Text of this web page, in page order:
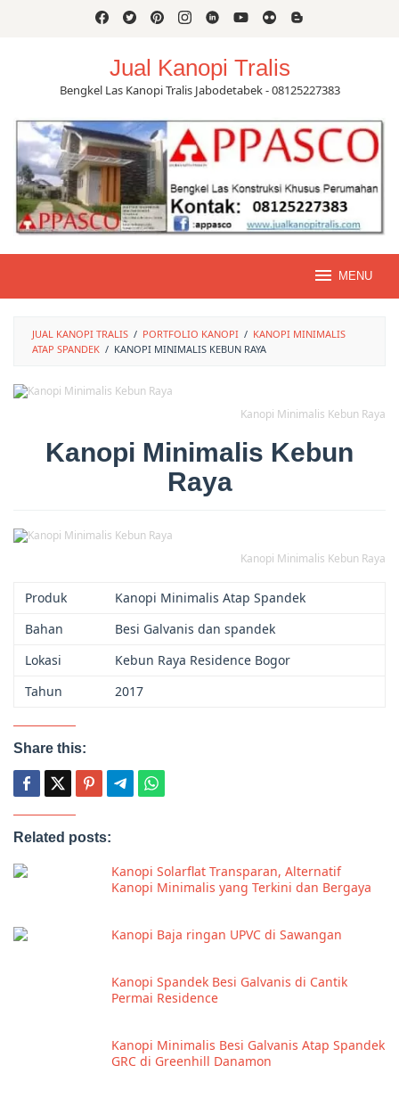
Jual Kanopi Tralis
Bengkel Las Kanopi Tralis Jabodetabek - 08125227383
MENU
JUAL KANOPI TRALIS / PORTFOLIO KANOPI / KANOPI MINIMALIS
ATAP SPANDEK / KANOPI MINIMALIS KEBUN RAYA
Kanopi Minimalis Kebun Raya
Kanopi Minimalis Kebun
Raya
Kanopi Minimalis Kebun Raya
Produk
Kanopi Minimalis Atap Spandek
Bahan
Besi Galvanis dan spandek
Lokasi
Kebun Raya Residence Bogor
Tahun
2017
Share this:
Related posts:
Kanopi Solarflat Transparan, Alternatif
Kanopi Minimalis yang Terkini dan Bergaya
Kanopi Baja ringan UPVC di Sawangan
Kanopi Spandek Besi Galvanis di Cantik
Permai Residence
Kanopi Minimalis Besi Galvanis Atap Spandek
GRC di Greenhill Danamon